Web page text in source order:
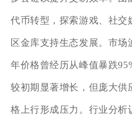
代币转型，探索游戏、社交
区金库支持生态发展。市场
年价格曾经历从峰值暴跌
较初期显著增长，但庞大供
格上行形成压力。行业分析